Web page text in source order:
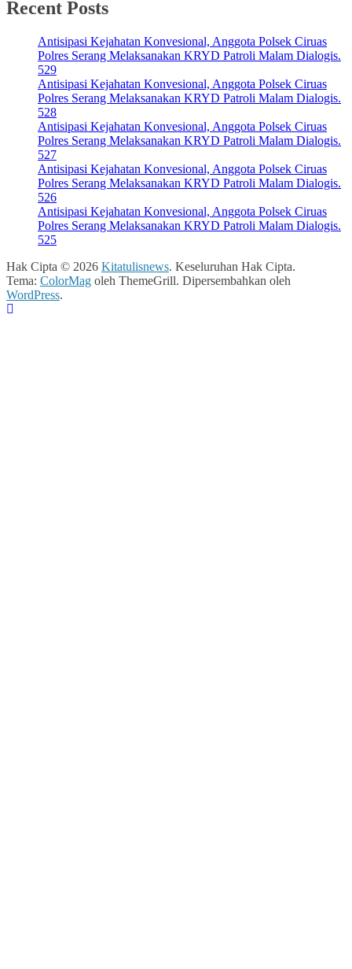
Recent Posts
Antisipasi Kejahatan Konvesional, Anggota Polsek Ciruas
Polres Serang Melaksanakan KRYD Patroli Malam Dialogis.
529
Antisipasi Kejahatan Konvesional, Anggota Polsek Ciruas
Polres Serang Melaksanakan KRYD Patroli Malam Dialogis.
528
Antisipasi Kejahatan Konvesional, Anggota Polsek Ciruas
Polres Serang Melaksanakan KRYD Patroli Malam Dialogis.
527
Antisipasi Kejahatan Konvesional, Anggota Polsek Ciruas
Polres Serang Melaksanakan KRYD Patroli Malam Dialogis.
526
Antisipasi Kejahatan Konvesional, Anggota Polsek Ciruas
Polres Serang Melaksanakan KRYD Patroli Malam Dialogis.
525
Hak Cipta © 2026 Kitatulisnews. Keseluruhan Hak Cipta.
Tema: ColorMag oleh ThemeGrill. Dipersembahkan oleh
WordPress.